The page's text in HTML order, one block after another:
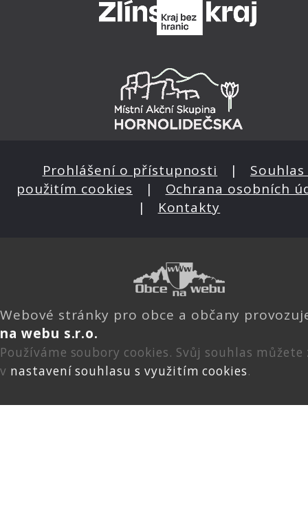
Prohlášení o přístupnosti | Souhlas
použitím cookies | Ochrana osobních
| Kontakty
Webové stránky pro obce a občany
na webu s.r.o.
Používáme soubory cookies. Svůj souhlas
v nastavení souhlasu s využitím cookies.